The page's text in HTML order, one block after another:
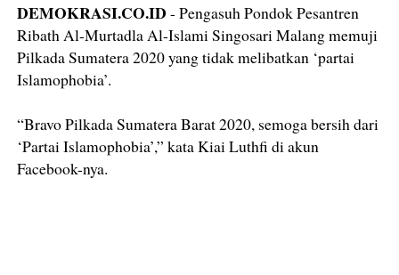
DEMOKRASI.CO.ID - Pengasuh Pondok Pesantren
Ribath Al-Murtadla Al-Islami Singosari Malang memuji
Pilkada Sumatera 2020 yang tidak melibatkan ‘partai
Islamophobia’.
“Bravo Pilkada Sumatera Barat 2020, semoga bersih dari
‘Partai Islamophobia’,” kata Kiai Luthfi di akun
Facebook-nya.